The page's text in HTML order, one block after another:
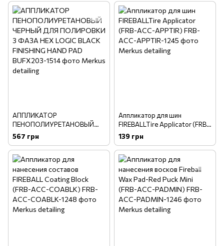
POLISHING HAND PAD
АППЛИКАТОР
ПЕНОПОЛИУРЕТАНОВЫЙ
ЧЕРНЫЙ ДЛЯ ПОЛИРОВКИ 3
ФАЗА HEX LOGIC BLACK
FINISHING HAND PAD
567 грн
Аппликатор для шин
FIREBALLTire Applicator (FRB-
ACC-APPTIR)
139 грн